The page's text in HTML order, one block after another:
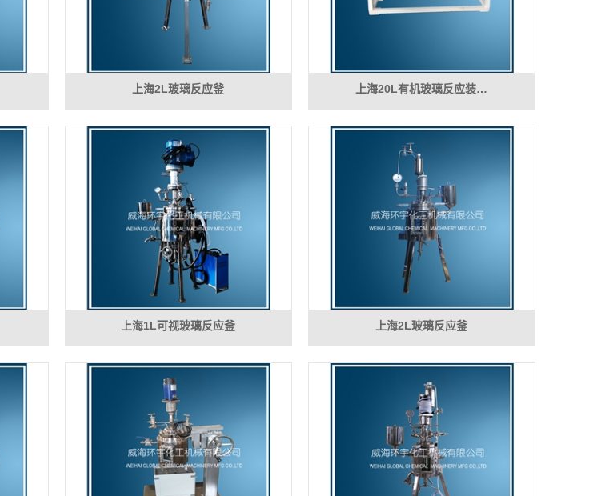
上海2L玻璃反应釜 上海20L有机玻璃反应装…
上海1L可视玻璃反应釜 上海2L玻璃反应釜